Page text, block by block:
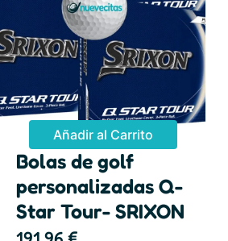
Añadir al Carrito
Bolas de golf
personalizadas Q-
Star Tour- SRIXON